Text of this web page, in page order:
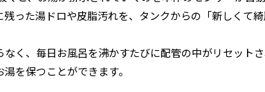
った湯ドロや皮脂汚れを、タンクからの「新しくて
く、毎日お風呂を沸かすたびに配管の中がリセット
を保つことができます。